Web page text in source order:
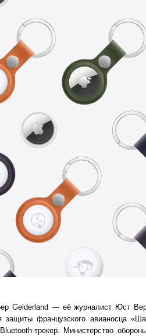
Gelderland — её журналист Юст
защиты французского авианосца
трекер. Министерство